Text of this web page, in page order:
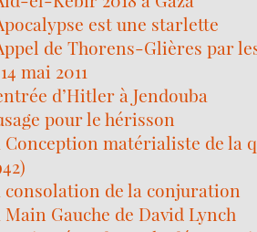
est une starlette
de Thorens-Glières par
mai 2011
d’Hitler à Jendouba
pour le hérisson
Conception matérialiste de la
consolation de la conjuration
Main Gauche de David Lynch